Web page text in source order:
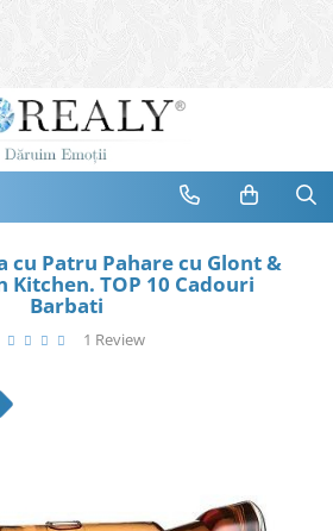
cu Patru Pahare cu Glont &
Kitchen. TOP 10 Cadouri
Barbati
1 Review